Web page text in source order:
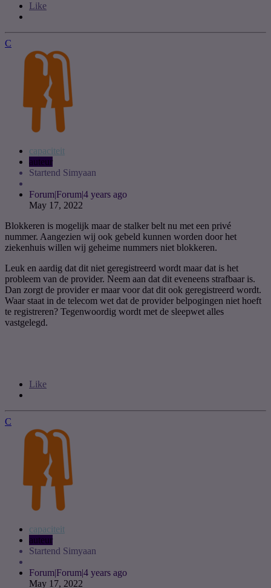
Like
C
capaciteit
auteur
Startend Simyaan
Forum|Forum|4 years ago
May 17, 2022
Blokkeren is mogelijk maar de stalker belt nu met een privé
nummer. Aangezien wij ook gebeld kunnen worden door het
ziekenhuis willen wij geheime nummers niet blokkeren.
Leuk en aardig dat dit niet geregistreerd wordt maar dat is het
probleem van de provider. Neem aan dat dit eveneens strafbaar is.
Dan zorgt de provider er maar voor dat dit ook geregistreerd wordt.
Waar staat in de telecom wet dat de provider belpogingen niet hoeft
te registreren? Tegenwoordig wordt met de sleepwet alles
vastgelegd.
Like
C
capaciteit
auteur
Startend Simyaan
Forum|Forum|4 years ago
May 17, 2022